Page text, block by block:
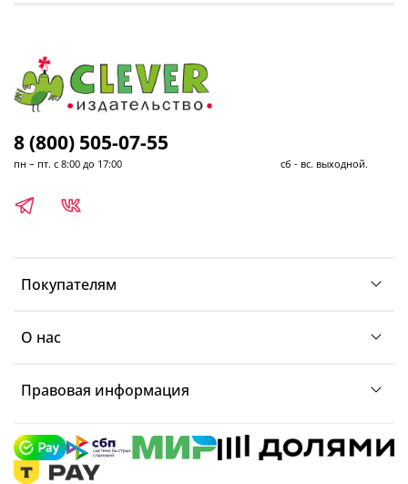
Покупателям
О нас
Правовая информация
8 (800) 505-07-55
пн – пт. с 8:00 до 17:00 сб - вс. выходной.